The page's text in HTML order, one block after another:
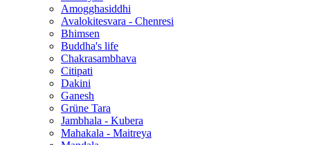
Amogghasiddhi
Avalokitesvara - Chenresi
Bhimsen
Buddha's life
Chakrasambhava
Citipati
Dakini
Ganesh
Grüne Tara
Jambhala - Kubera
Mahakala - Maitreya